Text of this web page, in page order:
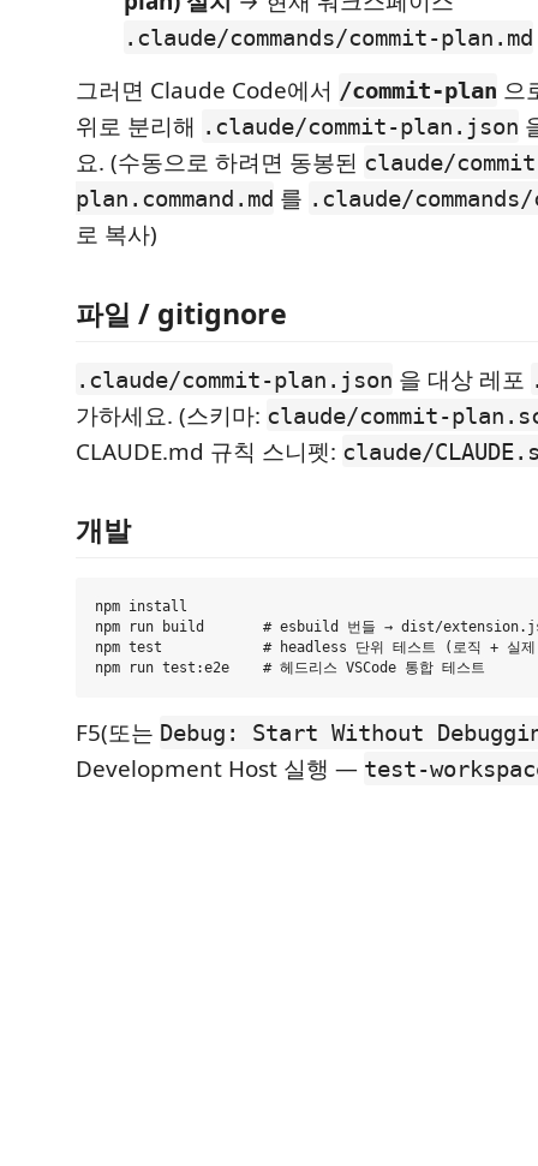
.claude/commands/commit-plan.md
그러면 Claude Code에서 /commit-plan 으
위로 분리해 .claude/commit-plan.json
요. (수동으로 하려면 동봉된 claude/
plan.command.md 를 .claude/
로 복사)
파일 / gitignore
.claude/commit-plan.json 을 대상 레포
가하세요. (스키마: claude/commit-
CLAUDE.md 규칙 스니펫: claude/
개발
npm install
npm run build       # esbuild 번들 → dist/
npm test            # headless 단위 테스트 (로직 + 실제
F5(또는 Debug: Start Without
Development Host 실행 — test-